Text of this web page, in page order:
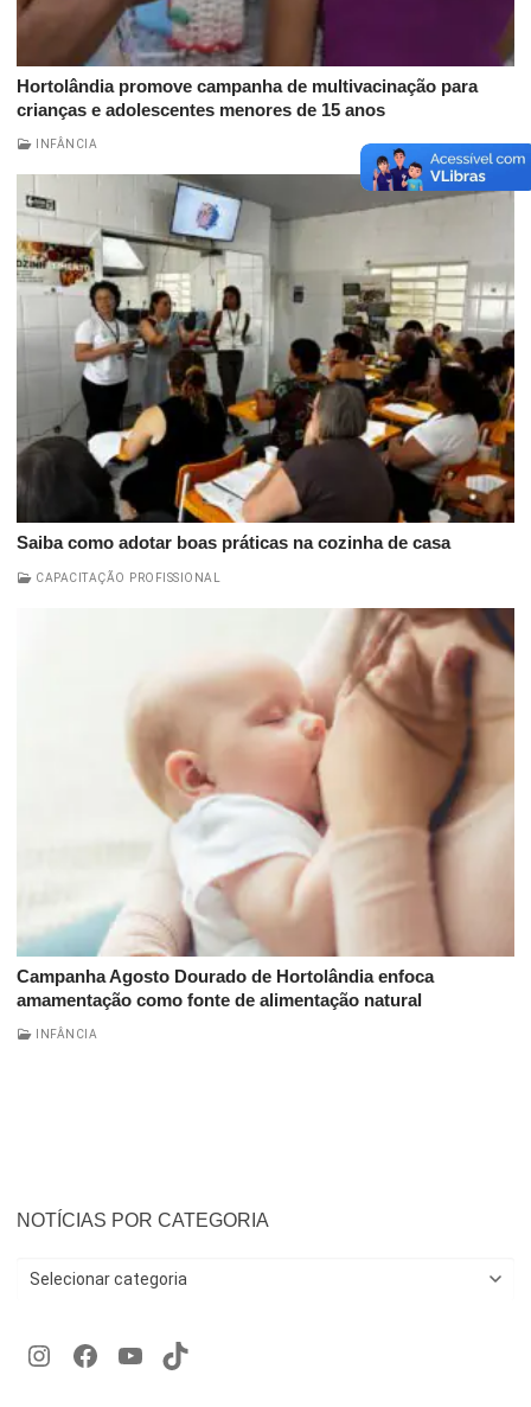
Hortolândia promove campanha de multivacinação para
crianças e adolescentes menores de 15 anos
INFÂNCIA
Saiba como adotar boas práticas na cozinha de casa
CAPACITAÇÃO PROFISSIONAL
Campanha Agosto Dourado de Hortolândia enfoca
amamentação como fonte de alimentação natural
INFÂNCIA
NOTÍCIAS POR CATEGORIA